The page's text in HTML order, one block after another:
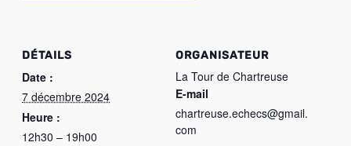
DÉTAILS
Date :
7 décembre 2024
Heure :
12h30 – 19h00
ORGANISATEUR
La Tour de Chartreuse
E-mail
chartreuse.echecs@gmail.
com